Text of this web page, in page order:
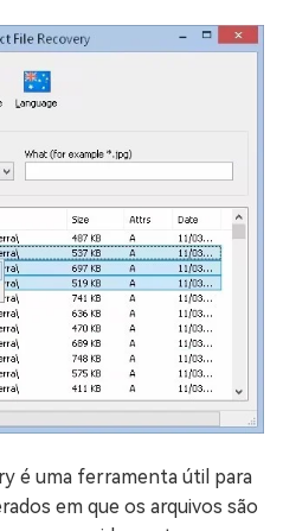
é uma ferramenta útil para
em que os arquivos são